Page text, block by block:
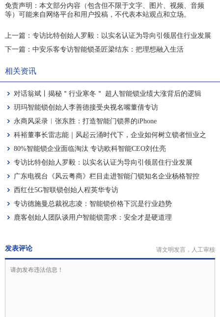
免责声明：本文部分内容（包含但不限于文字、图片、视频、音频
等）可能来自网络平台和用户投稿，不代表本站观点和立场。
上一篇： 专访比特创始人罗毅：以实名认证为导向引领居住行业发展
下一篇： 中安乐客专访智能锁圣匠梁结东：把理想融入生活
相关资讯
对话翁斌丨揭秘＂行业寒冬＂ 超人智能锁业绩大涨背后的逻辑
玥玛智能锁创始人李善德接受央视名嘴董倩专访
永商风采录︱张东胜：打造智能门锁界的iPhone
科裕董事长雷志能｜风起云涌时代下，企业如何树立锁者恒业之
心？
80%智能锁企业面临淘汰 专访欧科智能CEO刘仕亮
专访比特创始人罗毅：以实名认证为导向引领居住行业发展
广东电视台《风云粤商》栏目走进智能门锁知名企业杨格智控
西红仕5G智联锁创始人程英华专访
专访德施曼总裁祝志凌：智能锁价格下沉是行业趋势
鹿客创始人团队谈用户智能锁需求：安全才是硬道理
发表评论 请文明发言，人工审核